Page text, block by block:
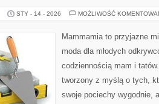
STY - 14 - 2026 MOŻLIWOŚĆ
Mammamia to przyjazne
moda dla młodych
codziennością mam i
tworzony z myślą o tych,
swoje pociechy wygodnie,